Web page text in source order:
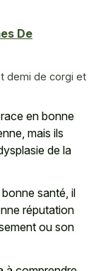
De
demi de corgi et
en bonne
mais ils
de la
santé, il
réputation
ou son